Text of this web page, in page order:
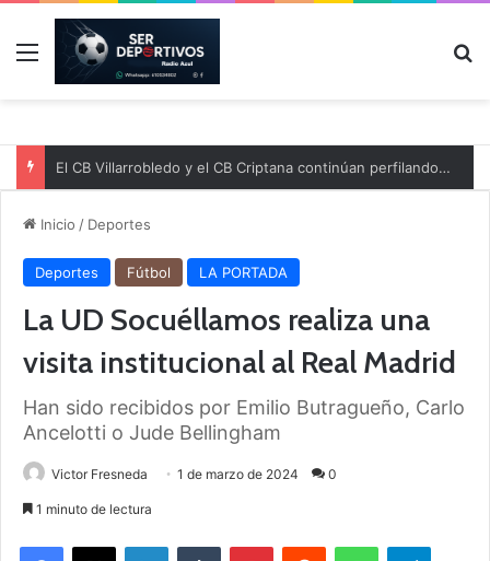
Menú
El CB Villarrobledo y el CB Criptana continúan perfilando sus plantillas
Inicio / Deportes
Deportes Fútbol LA PORTADA
La UD Socuéllamos realiza una
visita institucional al Real Madrid
Han sido recibidos por Emilio Butragueño, Carlo
Ancelotti o Jude Bellingham
Victor Fresneda 1 de marzo de 2024 0
1 minuto de lectura